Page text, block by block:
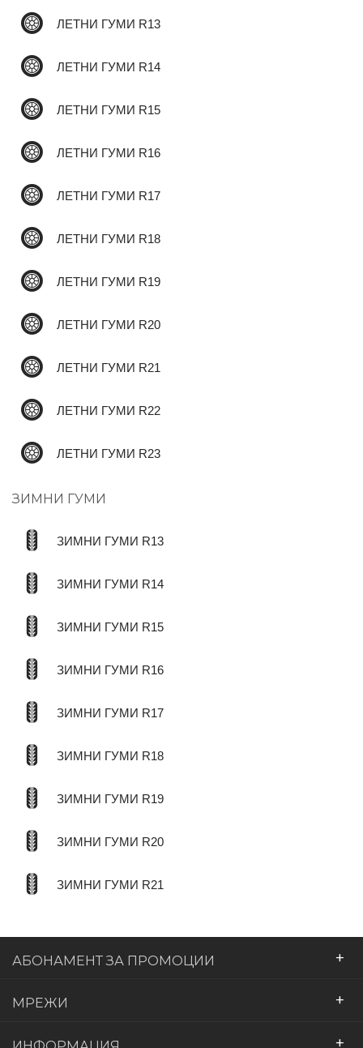
ЛЕТНИ ГУМИ R13
ЛЕТНИ ГУМИ R14
ЛЕТНИ ГУМИ R15
ЛЕТНИ ГУМИ R16
ЛЕТНИ ГУМИ R17
ЛЕТНИ ГУМИ R18
ЛЕТНИ ГУМИ R19
ЛЕТНИ ГУМИ R20
ЛЕТНИ ГУМИ R21
ЛЕТНИ ГУМИ R22
ЛЕТНИ ГУМИ R23
ЗИМНИ ГУМИ
ЗИМНИ ГУМИ R13
ЗИМНИ ГУМИ R14
ЗИМНИ ГУМИ R15
ЗИМНИ ГУМИ R16
ЗИМНИ ГУМИ R17
ЗИМНИ ГУМИ R18
ЗИМНИ ГУМИ R19
ЗИМНИ ГУМИ R20
ЗИМНИ ГУМИ R21
АБОНАМЕНТ ЗА ПРОМОЦИИ +
МРЕЖИ +
+